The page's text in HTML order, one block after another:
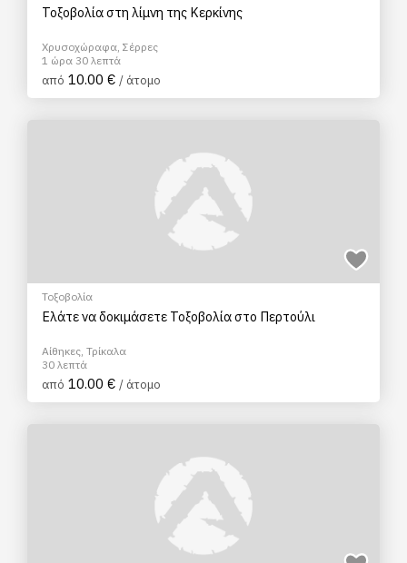
Τοξοβολία στη λίμνη της Κερκίνης
Χρυσοχώραφα, Σέρρες
1 ώρα 30 λεπτά
από 10.00 € / άτομο
Τοξοβολία
Ελάτε να δοκιμάσετε Τοξοβολία στο Περτούλι
Αίθηκες, Τρίκαλα
30 λεπτά
από 10.00 € / άτομο